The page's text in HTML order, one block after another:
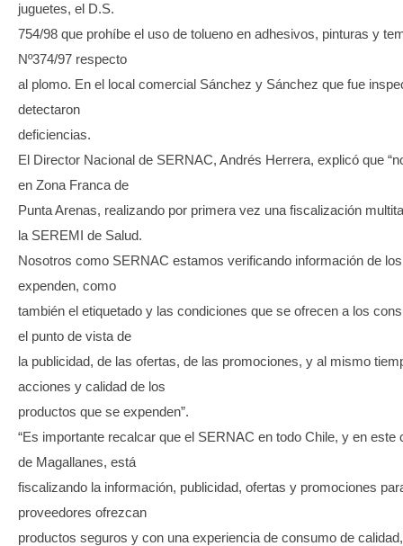
juguetes, el D.S.
754/98 que prohíbe el uso de tolueno en adhesivos, pinturas y
Nº374/97 respecto
al plomo. En el local comercial Sánchez y Sánchez que fue
detectaron
deficiencias.
El Director Nacional de SERNAC, Andrés Herrera, explicó que
en Zona Franca de
Punta Arenas, realizando por primera vez una fiscalización
la SEREMI de Salud.
Nosotros como SERNAC estamos verificando información de
expenden, como
también el etiquetado y las condiciones que se ofrecen a los
el punto de vista de
la publicidad, de las ofertas, de las promociones, y al mismo
acciones y calidad de los
productos que se expenden”.
“Es importante recalcar que el SERNAC en todo Chile, y en este
de Magallanes, está
fiscalizando la información, publicidad, ofertas y promociones
proveedores ofrezcan
productos seguros y con una experiencia de consumo de